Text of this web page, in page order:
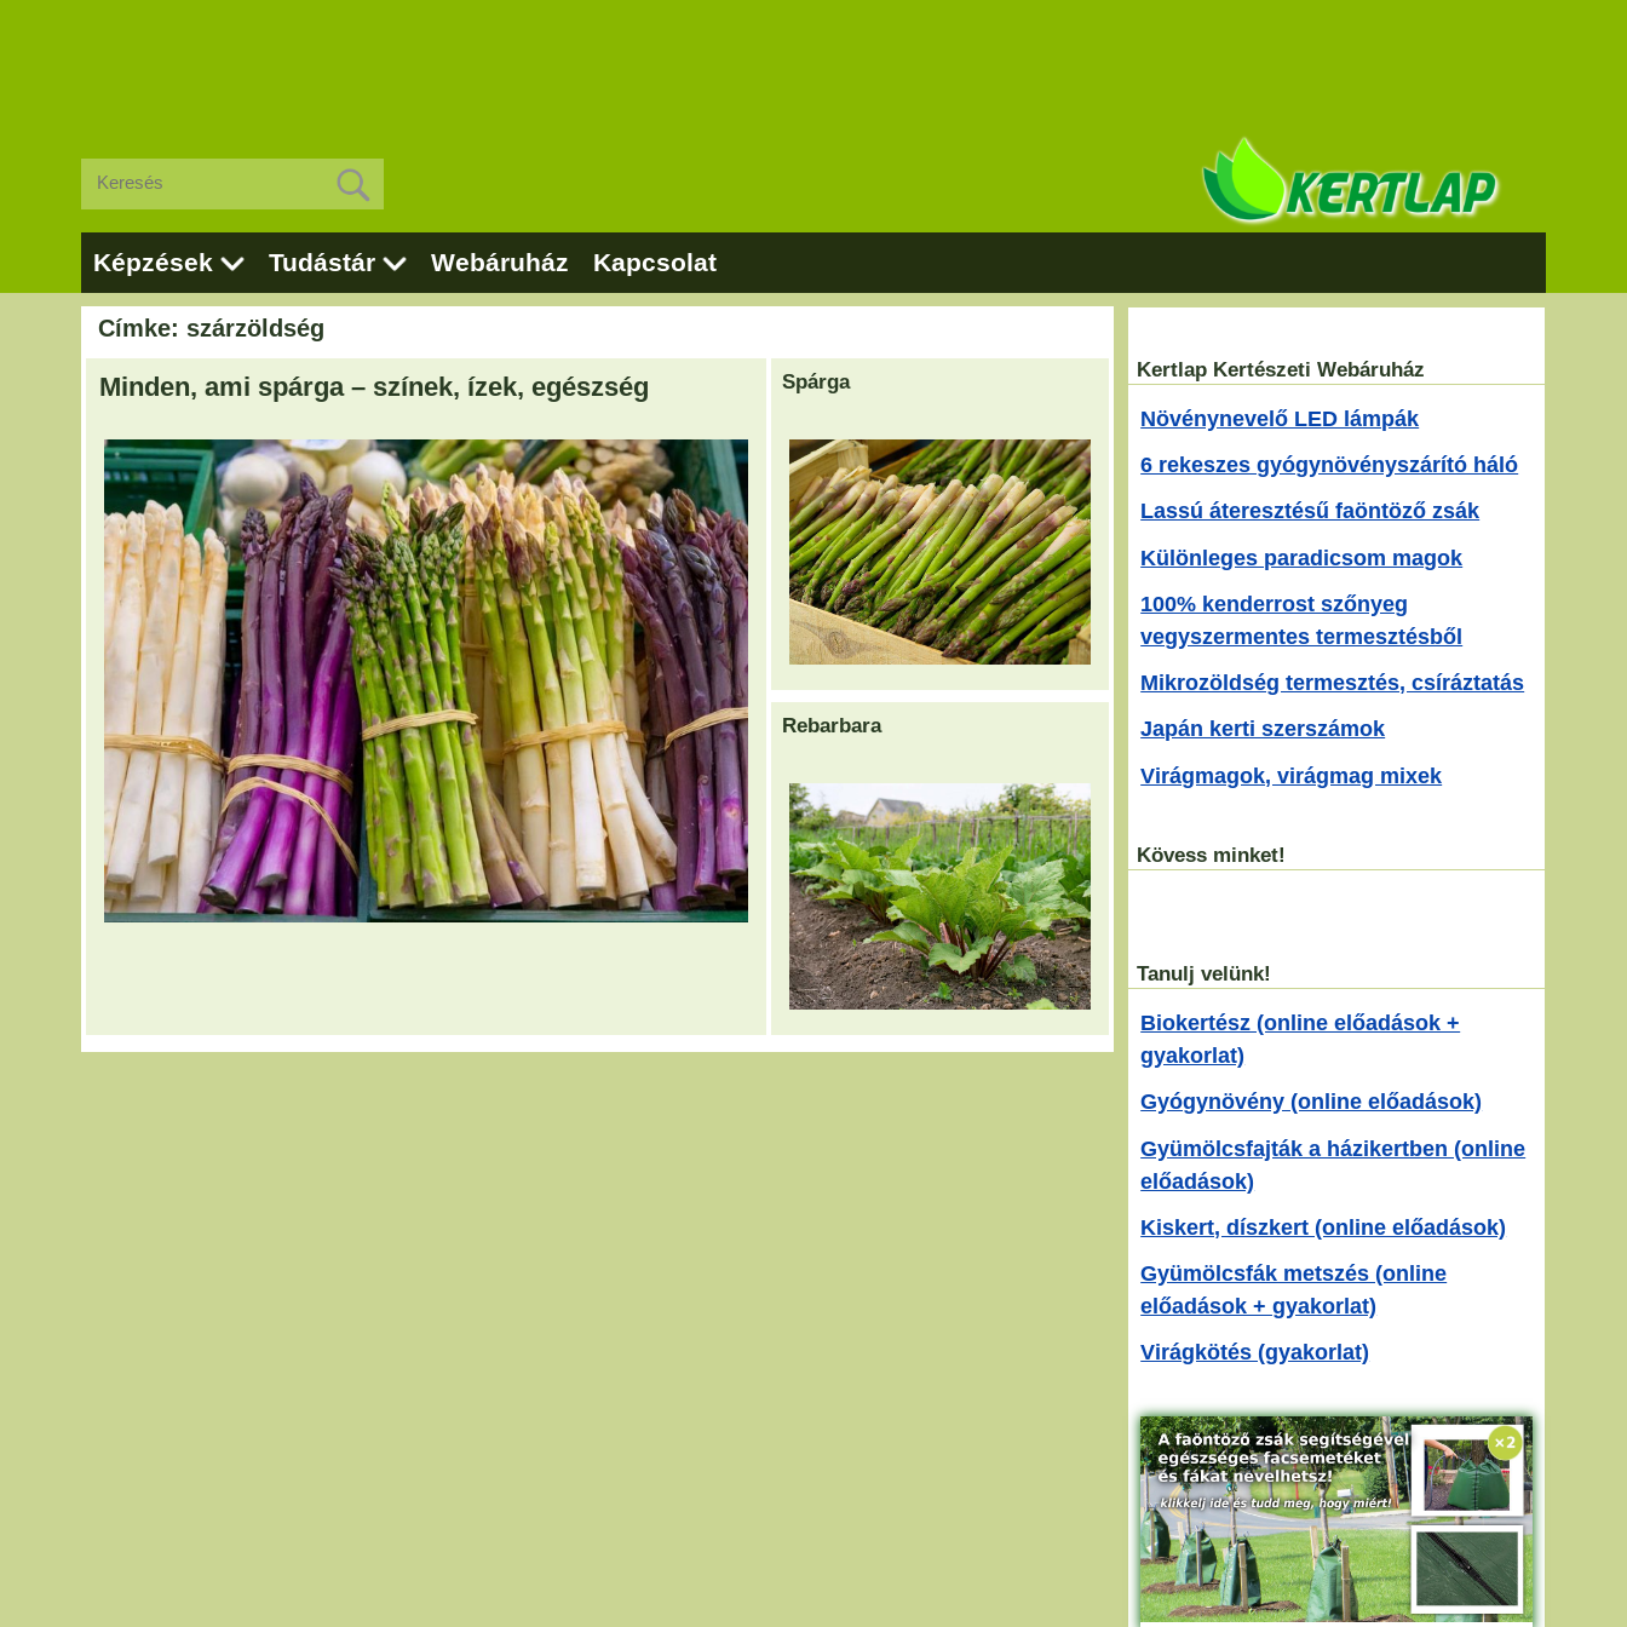
Képzések Tudástár Webáruház Kapcsolat
Címke: szárzöldség
Minden, ami spárga – színek, ízek, egészség Spárga
Rebarbara
Kertlap Kertészeti Webáruház
Növénynevelő LED lámpák
6 rekeszes gyógynövényszárító háló
Lassú áteresztésű faöntöző zsák
Különleges paradicsom magok
100% kenderrost szőnyeg
vegyszermentes termesztésből
Mikrozöldség termesztés, csíráztatás
Japán kerti szerszámok
Virágmagok, virágmag mixek
Kövess minket!
Tanulj velünk!
Biokertész (online előadások +
gyakorlat)
Gyógynövény (online előadások)
Gyümölcsfajták a házikertben (online
előadások)
Kiskert, díszkert (online előadások)
Gyümölcsfák metszés (online
előadások + gyakorlat)
Virágkötés (gyakorlat)